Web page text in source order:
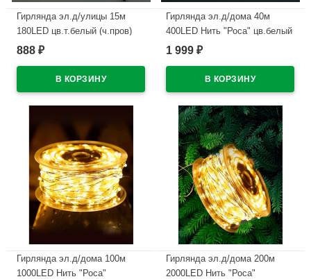
Гирлянда эл.д/улицы 15м
180LED цв.т.белый (ч.пров)
(можно соединить) 8реж IP-54
888 ₽
Гирлянда эл.д/дома 40м
400LED Нить "Роса" цв.белый
8реж IP-20 арт.725-987
1 999 ₽
Гирлянда эл.д/дома 100м
1000LED Нить "Роса"
Гирлянда эл.д/дома 200м
2000LED Нить "Роса"